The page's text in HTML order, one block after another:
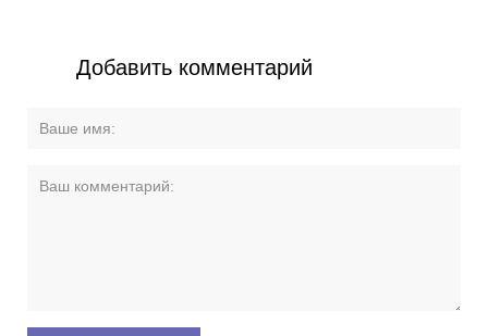
Добавить комментарий